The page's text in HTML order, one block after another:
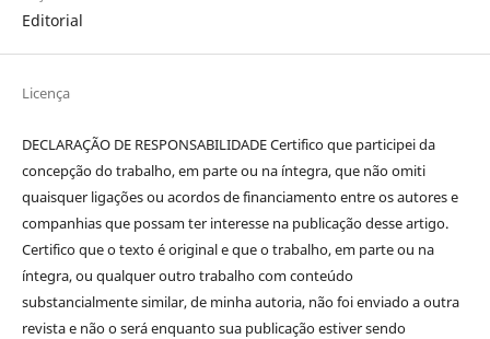
Editorial
Licença
DECLARAÇÃO DE RESPONSABILIDADE Certifico que participei da
concepção do trabalho, em parte ou na íntegra, que não omiti
quaisquer ligações ou acordos de financiamento entre os autores e
companhias que possam ter interesse na publicação desse artigo.
Certifico que o texto é original e que o trabalho, em parte ou na
íntegra, ou qualquer outro trabalho com conteúdo
substancialmente similar, de minha autoria, não foi enviado a outra
revista e não o será enquanto sua publicação estiver sendo